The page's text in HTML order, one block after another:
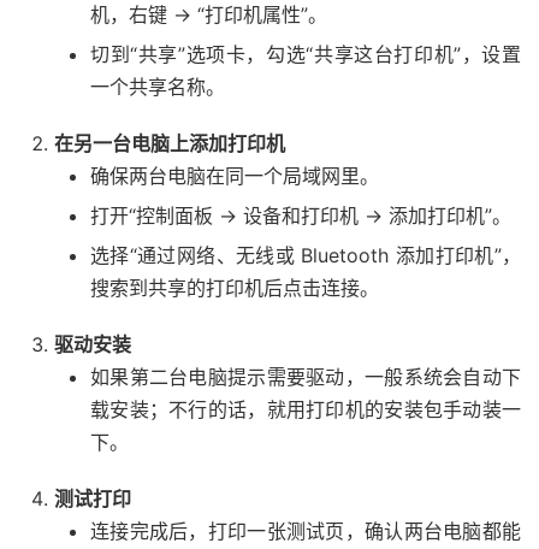
机，右键 → “打印机属性”。
切到“共享”选项卡，勾选“共享这台打印机”，设置
一个共享名称。
在另一台电脑上添加打印机
确保两台电脑在同一个局域网里。
打开“控制面板 → 设备和打印机 → 添加打印机”。
选择“通过网络、无线或 Bluetooth 添加打印机”，
搜索到共享的打印机后点击连接。
驱动安装
如果第二台电脑提示需要驱动，一般系统会自动下
载安装；不行的话，就用打印机的安装包手动装一
下。
测试打印
连接完成后，打印一张测试页，确认两台电脑都能